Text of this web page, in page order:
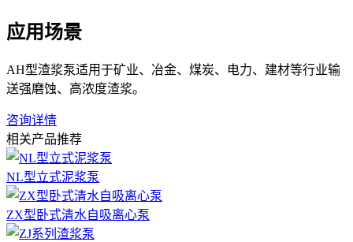
应用场景
AH型渣浆泵适用于矿业、冶金、煤炭、电力、建材等行业输
送强磨蚀、高浓度渣浆。
咨询详情
相关产品推荐
NL型立式泥浆泵
ZX型卧式清水自吸离心泵